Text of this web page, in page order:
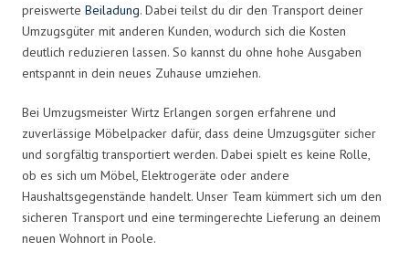
preiswerte Beiladung. Dabei teilst du dir den Transport deiner
Umzugsgüter mit anderen Kunden, wodurch sich die Kosten
deutlich reduzieren lassen. So kannst du ohne hohe Ausgaben
entspannt in dein neues Zuhause umziehen.
Bei Umzugsmeister Wirtz Erlangen sorgen erfahrene und
zuverlässige Möbelpacker dafür, dass deine Umzugsgüter sicher
und sorgfältig transportiert werden. Dabei spielt es keine Rolle,
ob es sich um Möbel, Elektrogeräte oder andere
Haushaltsgegenstände handelt. Unser Team kümmert sich um den
sicheren Transport und eine termingerechte Lieferung an deinem
neuen Wohnort in Poole.